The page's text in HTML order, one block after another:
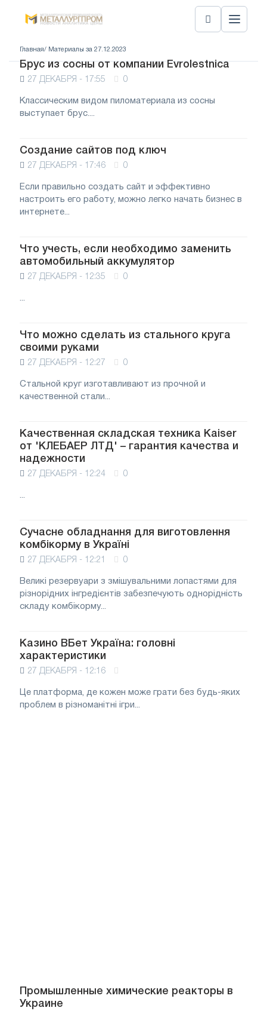
Главная/ Материалы за 27.12.2023
Брус из сосны от компании Evrolestnica
27 ДЕКАБРЯ - 17:55 0
Классическим видом пиломатериала из сосны
выступает брус....
Создание сайтов под ключ
27 ДЕКАБРЯ - 17:46 0
Если правильно создать сайт и эффективно
настроить его работу, можно легко начать бизнес в
интернете...
Что учесть, если необходимо заменить
автомобильный аккумулятор
27 ДЕКАБРЯ - 12:35 0
...
Что можно сделать из стального круга
своими руками
27 ДЕКАБРЯ - 12:27 0
Стальной круг изготавливают из прочной и
качественной стали...
Качественная складская техника Kaiser
от 'КЛЕБАЕР ЛТД' – гарантия качества и
надежности
27 ДЕКАБРЯ - 12:24 0
...
Сучасне обладнання для виготовлення
комбікорму в Україні
27 ДЕКАБРЯ - 12:21 0
Великі резервуари з змішувальними лопастями для
різнорідних інгредієнтів забезпечують однорідність
складу комбікорму...
Казино ВБет Україна: головні
характеристики
27 ДЕКАБРЯ - 12:16
Це платформа, де кожен може грати без будь-яких
проблем в різноманітні ігри...
Промышленные химические реакторы в
Украине